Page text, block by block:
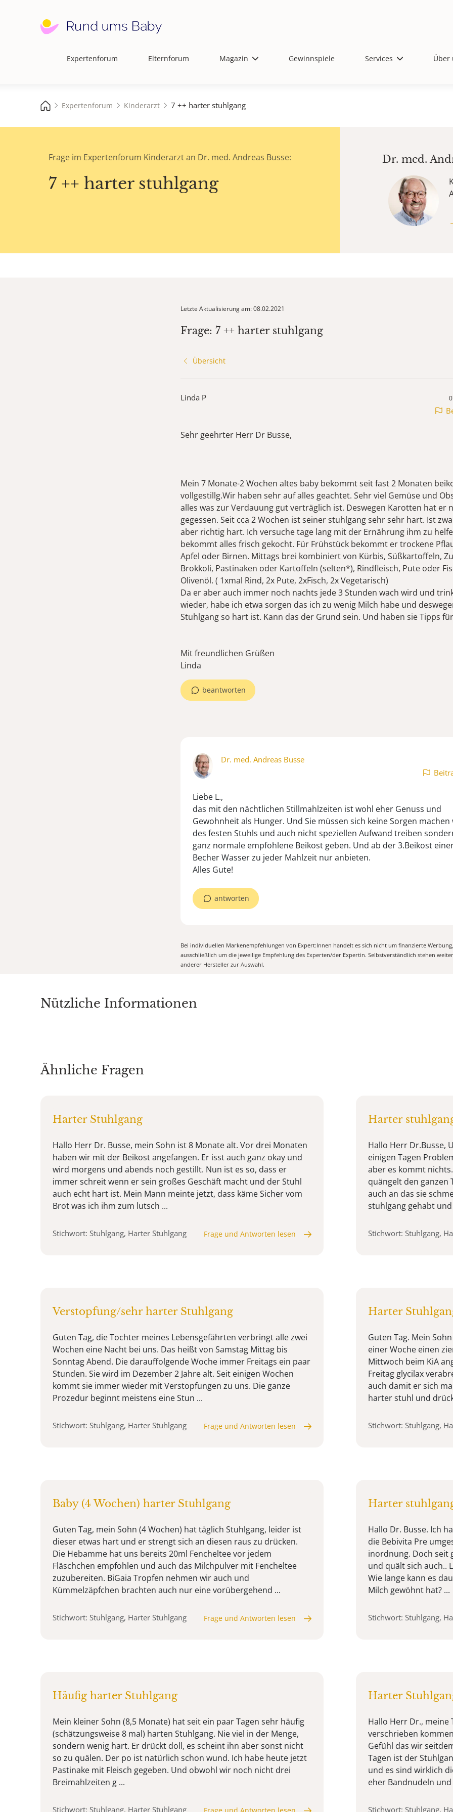
Hauptnavigation
Expertenforum Elternforum Magazin Gewinnspiele Services Über
Expertenforum Kinderarzt 7 ++ harter stuhlgang
Frage im Expertenforum Kinderarzt an Dr. med. Andreas Busse:
7 ++ harter stuhlgang
Dr. med.
Letzte Aktualisierung am: 08.02.2021
Frage: 7 ++ harter stuhlgang
Übersicht
Linda P
Sehr geehrter Herr Dr Busse,
Mein 7 Monate-2 Wochen altes baby bekommt seit fast 2 Monaten
vollgestillg.Wir haben sehr auf alles geachtet. Sehr viel Gemüse und
alles was zur Verdauung gut verträglich ist. Deswegen Karotten hat er
gegessen. Seit cca 2 Wochen ist seiner stuhlgang sehr sehr hart. Ist
aber richtig hart. Ich versuche tage lang mit der Ernährung ihm zu
bekommt alles frisch gekocht. Für Frühstück bekommt er trockene
Apfel oder Birnen. Mittags brei kombiniert von Kürbis, Süßkartoffeln,
Brokkoli, Pastinaken oder Kartoffeln (selten*), Rindfleisch, Pute oder
Olivenöl. ( 1xmal Rind, 2x Pute, 2xFisch, 2x Vegetarisch)
Da er aber auch immer noch nachts jede 3 Stunden wach wird und
wieder, habe ich etwa sorgen das ich zu wenig Milch habe und
Stuhlgang so hart ist. Kann das der Grund sein. Und haben sie Tipps
Mit freundlichen Grüßen
Linda
beantworten
Dr. med. Andreas Busse
Liebe L.,
das mit den nächtlichen Stillmahlzeiten ist wohl eher Genuss und
Gewohnheit als Hunger. Und Sie müssen sich keine Sorgen machen
des festen Stuhls und auch nicht speziellen Aufwand treiben
ganz normale empfohlene Beikost geben. Und ab der 3.Beikost
Becher Wasser zu jeder Mahlzeit nur anbieten.
Alles Gute!
antworten
Bei individuellen Markenempfehlungen von Expert:Innen handelt es sich nicht um finanzierte
ausschließlich um die jeweilige Empfehlung des Experten/der Expertin. Selbstverständlich stehen
anderer Hersteller zur Auswahl.
Nützliche Informationen
Ähnliche Fragen
Harter Stuhlgang
Hallo Herr Dr. Busse, mein Sohn ist 8 Monate alt. Vor drei Monaten
haben wir mit der Beikost angefangen. Er isst auch ganz okay und
wird morgens und abends noch gestillt. Nun ist es so, dass er
immer schreit wenn er sein großes Geschäft macht und der Stuhl
auch echt hart ist. Mein Mann meinte jetzt, dass käme Sicher vom
Brot was ich ihm zum lutsch ...
Stichwort: Stuhlgang, Harter Stuhlgang Frage und Antworten lesen
Harter
Hallo Herr Dr.Busse,
einigen Tagen
aber es kommt
quängelt den ganzen
auch an das sie
stuhlgang gehabt
Stichwort: Stuhlgang,
Verstopfung/sehr harter Stuhlgang
Guten Tag, die Tochter meines Lebensgefährten verbringt alle zwei
Wochen eine Nacht bei uns. Das heißt von Samstag Mittag bis
Sonntag Abend. Die darauffolgende Woche immer Freitags ein paar
Stunden. Sie wird im Dezember 2 Jahre alt. Seit einigen Wochen
kommt sie immer wieder mit Verstopfungen zu uns. Die ganze
Prozedur beginnt meistens eine Stun ...
Stichwort: Stuhlgang, Harter Stuhlgang Frage und Antworten lesen
Harter
Guten Tag. Mein
einer Woche einen
Mittwoch beim KiA
Freitag glycilax
auch damit er sich
harter stuhl und
Stichwort: Stuhlgang,
Baby (4 Wochen) harter Stuhlgang
Guten Tag, mein Sohn (4 Wochen) hat täglich Stuhlgang, leider ist
dieser etwas hart und er strengt sich an diesen raus zu drücken.
Die Hebamme hat uns bereits 20ml Fencheltee vor jedem
Fläschchen empfohlen und auch das Milchpulver mit Fencheltee
zuzubereiten. BiGaia Tropfen nehmen wir auch und
Kümmelzäpfchen brachten auch nur eine vorübergehend ...
Stichwort: Stuhlgang, Harter Stuhlgang Frage und Antworten lesen
Harter
Hallo Dr. Busse. Ich
die Bebivita Pre
inordnung. Doch seit
und quält sich auch..
Wie lange kann es
Milch gewöhnt hat? ...
Stichwort: Stuhlgang,
Häufig harter Stuhlgang
Mein kleiner Sohn (8,5 Monate) hat seit ein paar Tagen sehr häufig
(schätzungsweise 8 mal) harten Stuhlgang. Nie viel in der Menge,
sondern wenig hart. Er drückt doll, es scheint ihn aber sonst nicht
so zu quälen. Der po ist natürlich schon wund. Ich habe heute jetzt
Pastinake mit Fleisch gegeben. Und obwohl wir noch nicht drei
Breimahlzeiten g ...
Stichwort: Stuhlgang, Harter Stuhlgang
Harter
Hallo Herr Dr.,
verschrieben
Gefühl das wir
Tagen ist der
und es sind wirklich
eher Bandnudeln und
Stichwort: Stuhlgang,